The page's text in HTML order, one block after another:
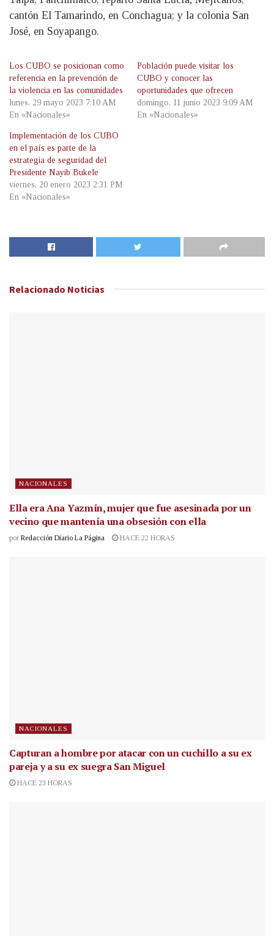
cantón El Tamarindo, en Conchagua; y la colonia San
José, en Soyapango.
Los CUBO se posicionan como
referencia en la prevención de
la violencia en las comunidades
lunes, 29 mayo 2023 7:10 AM
En «Nacionales»
Población puede visitar los
CUBO y conocer las
oportunidades que ofrecen
domingo, 11 junio 2023 9:09 AM
En «Nacionales»
Implementación de los CUBO
en el país es parte de la
estrategia de seguridad del
Presidente Nayib Bukele
viernes, 20 enero 2023 2:31 PM
En «Nacionales»
Relacionado Noticias
NACIONALES
Ella era Ana Yazmín, mujer que fue asesinada por un
vecino que mantenía una obsesión con ella
por Redacción Diario La Página HACE 22 HORAS
NACIONALES
Capturan a hombre por atacar con un cuchillo a su ex
pareja y a su ex suegra San Miguel
HACE 23 HORAS